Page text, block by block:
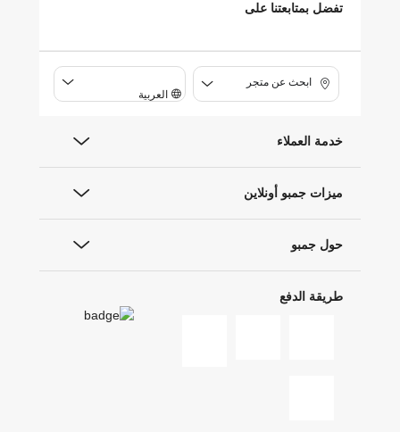
تفضل بمتابعتنا على
ابحث عن متجر
العربية
خدمة العملاء
ميزات جمبو أونلاين
حول جمبو
طريقة الدفع